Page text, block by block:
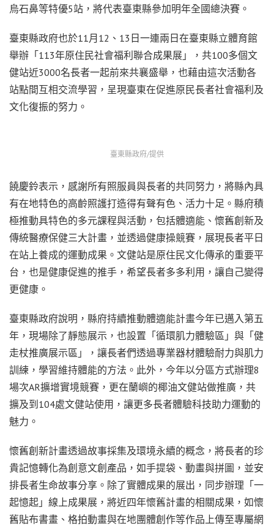
烏石鼻等特優5站，將代表臺東縣參加明年全國總決賽。
臺東縣政府也於11月12、13日一連兩日在臺東縣立體育館
舉辦「113年原住民社會福利聯合成果展」，共100多個文
健站近3000名長者一起前來共襄盛舉，也藉由這次活動各
站點間互相交流學習，呈現臺東在促進原民長者社會福利及
文化復振的努力。
臺東縣政府/提供
饒慶鈴表示，感謝所有照服員與長者的共同努力，將縣內具
有在地特色的高齡照護打造得有聲有色、活力十足。縣府積
極推動具特色的多元課程與活動，包括體適能、懷舊創新及
傳統醫療保健三大計畫，並透過健康操競賽，展現長者平日
在站上養成的運動成果。文健站是原住民文化傳承的重要平
台，也是健康促進的推手，希望長者多多利用，讓自己變得
更健康。
臺東縣政府說明，縣府持續推動體適能計畫今年已邁入第五
年，現場除了靜態展示，也設置「循環肌力體驗區」與「健
走杖推廣展示區」，讓長者們透過專業器材體驗耐力與肌力
訓練，學習維持體能的方法。此外，今年以分區方式辦理8
場次AR擴增實境競賽，更在蘭嶼的椰油文健站做推廣，共
擴及到104處文健站使用，讓更多長者體驗科技助力運動的
魅力。
懷舊創新計畫透過故事採集及環境永續的概念，將長者的珍
貴記憶轉化為創意文創產品，如手提袋、動畫與拼圖，並安
排長者生命故事分享。除了實體成果的展出，同步辦理「一
起憶起」線上成果展，將近四年懷舊計畫的相關成果，如懷
舊貼布書畫、格拍動畫與在地團體創作等作品上傳至專屬網